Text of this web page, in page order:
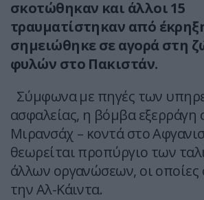
σκοτώθηκαν και άλλοι 15
τραυματίστηκαν από
σημειώθηκε σε αγορά στη
φυλών στο Πακιστάν.
Σύμφωνα με πηγές των
ασφαλείας, η βόμβα εξερράγη
Μιρανσάχ – κοντά στο
θεωρείται προπύργιο των
άλλων οργανώσεων, οι οποίες
την Αλ-Κάιντα.